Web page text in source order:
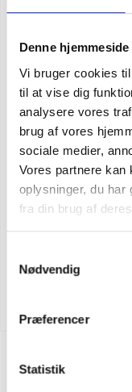
Denne
Vi bruger cookies
til at vise dig
analysere vores
brug af vores
sociale medier,
Vores partnere kan
oplysninger, du har
fra din brug af
Nødvendig
Præferencer
Statistik
CARHARTT CORE LOGO